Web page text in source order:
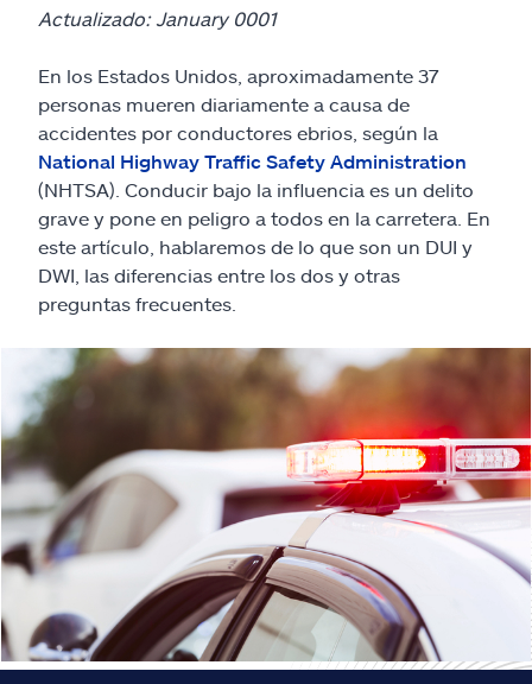
Seguros y más
Recursos
Reclamos
Asistencia y apoyo
Explore Allstate
Ashburn, VA 20146
English
Actualizado: January 0001
En los Estados Unidos, aproximadamente 37
personas mueren diariamente a causa de
accidentes por conductores ebrios, según la
National Highway Traffic Safety Administration
(NHTSA). Conducir bajo la influencia es un delito
grave y pone en peligro a todos en la carretera. En
este artículo, hablaremos de lo que son un DUI y
DWI, las diferencias entre los dos y otras
preguntas frecuentes.